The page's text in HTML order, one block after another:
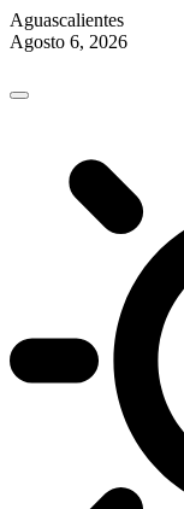
Aguascalientes
Agosto 6, 2026
content